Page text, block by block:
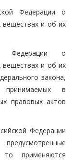
Федерации о
веществах и об их
Федерации о
веществах и об их
закона,
в
правовых актов
Федерации
применяются